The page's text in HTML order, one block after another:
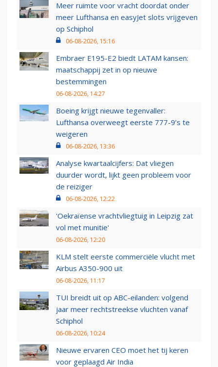
Meer ruimte voor vracht doordat onder
meer Lufthansa en easyJet slots vrijgeven
op Schiphol
06-08-2026, 15:16
Embraer E195-E2 biedt LATAM kansen:
maatschappij zet in op nieuwe
bestemmingen
06-08-2026, 14:27
Boeing krijgt nieuwe tegenvaller:
Lufthansa overweegt eerste 777-9’s te
weigeren
06-08-2026, 13:36
Analyse kwartaalcijfers: Dat vliegen
duurder wordt, lijkt geen probleem voor
de reiziger
06-08-2026, 12:22
'Oekraïense vrachtvliegtuig in Leipzig zat
vol met munitie'
06-08-2026, 12:20
KLM stelt eerste commerciële vlucht met
Airbus A350-900 uit
06-08-2026, 11:17
TUI breidt uit op ABC-eilanden: volgend
jaar meer rechtstreekse vluchten vanaf
Schiphol
06-08-2026, 10:24
Nieuwe ervaren CEO moet het tij keren
voor geplaagd Air India